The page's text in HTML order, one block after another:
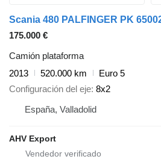
Scania 480 PALFINGER PK
175.000 €
Camión plataforma
2013
520.000 km
Euro 5
Configuración del eje 8x2
España, Valladolid
AHV Export